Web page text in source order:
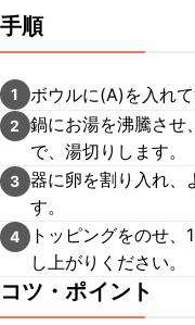
手順
1 ボウルに(A)を入れて
2
鍋にお湯を沸騰させ
で、湯切りします。
3 器に卵を割り入れ、
す。
4
トッピングをのせ
し上がりください。
コツ・ポイント